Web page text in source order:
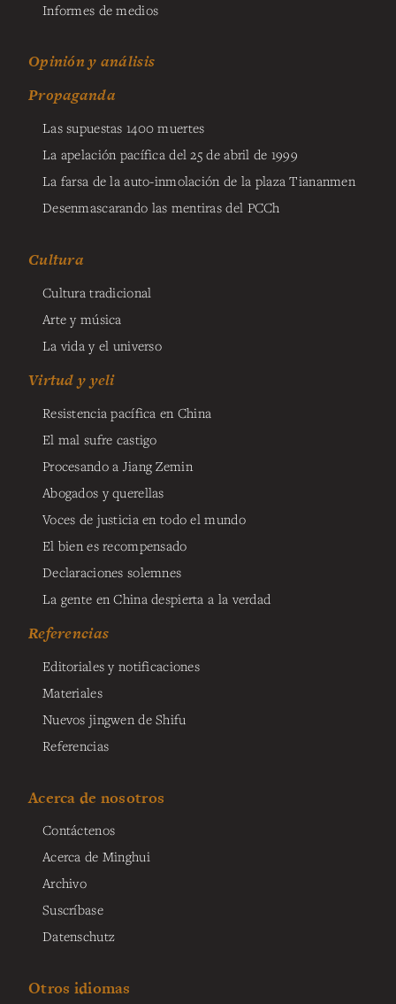
Informes de medios
Opinión y análisis
Propaganda
Las supuestas 1400 muertes
La apelación pacífica del 25 de abril de 1999
La farsa de la auto-inmolación de la plaza Tiananmen
Desenmascarando las mentiras del PCCh
Cultura
Cultura tradicional
Arte y música
La vida y el universo
Virtud y yeli
Resistencia pacífica en China
El mal sufre castigo
Procesando a Jiang Zemin
Abogados y querellas
Voces de justicia en todo el mundo
El bien es recompensado
Declaraciones solemnes
La gente en China despierta a la verdad
Referencias
Editoriales y notificaciones
Materiales
Nuevos jingwen de Shifu
Referencias
Acerca de nosotros
Contáctenos
Acerca de Minghui
Archivo
Suscríbase
Datenschutz
Otros idiomas